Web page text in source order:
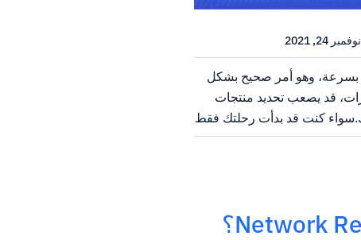
بسرعة، وهو أمر صحيح بشكل
قد يصعب تحديد منتجات
كنت قد بدأت رحلتك فقط
تتطلع إلى تحريك عملك في